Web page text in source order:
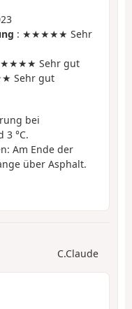
: ★★★★★ Sehr
Sehr gut
Sehr gut
bei
3 °C.
Am Ende der
über Asphalt.
C.Claude